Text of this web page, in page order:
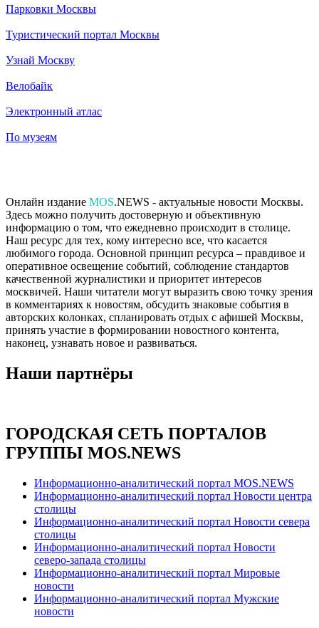
Парковки Москвы
Туристический портал Москвы
Узнай Москву
Велобайк
Электронный атлас
По музеям
Онлайн издание MOS.NEWS - актуальные новости Москвы.
Здесь можно получить достоверную и объективную
информацию о том, что ежедневно происходит в столице.
Наш ресурс для тех, кому интересно все, что касается
любимого города. Основной принцип ресурса – правдивое и
оперативное освещение событий, соблюдение стандартов
качественной журналистики и приоритет интересов
москвичей. Наши читатели могут выразить свою точку зрения
в комментариях к новостям, обсудить знаковые события в
авторских колонках, спланировать отдых с афишей Москвы,
принять участие в формировании новостного контента,
наконец, узнавать новое и развиваться.
Наши партнёры
ГОРОДСКАЯ СЕТЬ ПОРТАЛОВ
ГРУППЫ MOS.NEWS
Информационно-аналитический портал MOS.NEWS
Информационно-аналитический портал Новости центра
столицы
Информационно-аналитический портал Новости севера
столицы
Информационно-аналитический портал Новости
северо-запада столицы
Информационно-аналитический портал Мировые
новости
Информационно-аналитический портал Мужские
новости